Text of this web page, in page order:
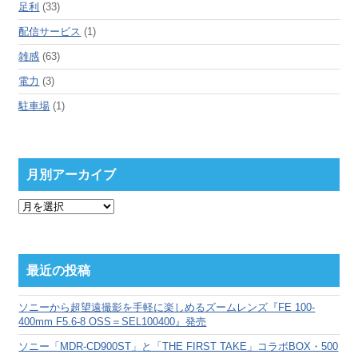
足利 (33)
配信サービス (1)
雑感 (63)
電力 (3)
駐車場 (1)
月別アーカイブ
月
ー
カ
ブ
最近の投稿
ソニーから超望遠撮影を手軽に楽しめるズームレンズ『FE 100-
400mm F5.6-8 OSS＝SEL100400』発売
ソニー「MDR-CD900ST」と「THE FIRST TAKE」コラボBOX・500